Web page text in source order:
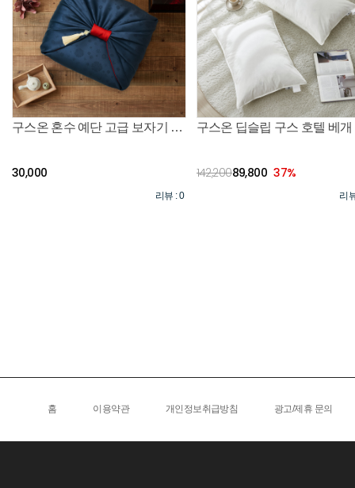
구스온 혼수 예단 고급 보자기 포장 (침구와 함께 구매시 포장발송)
30,000
리뷰 : 0
142,20089,800 37%
리
홈 이용약관 개인정보취급방침 광고/제휴 문의